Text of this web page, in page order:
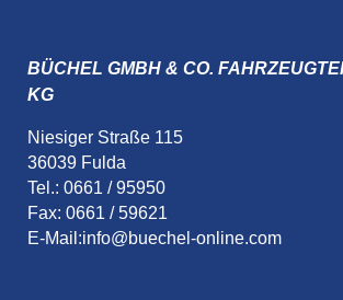
BÜCHEL GMBH & CO.
KG
Niesiger Straße 115
36039 Fulda
Tel.: 0661 / 95950
Fax: 0661 / 59621
E-Mail:info@buechel-online.com